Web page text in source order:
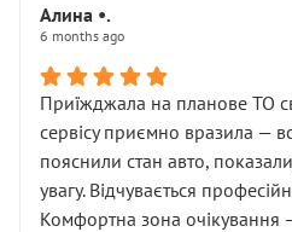
Алина •.
6 months ago
Приїжджала на планове ТО
сервісу приємно вразила —
пояснили стан авто,
увагу. Відчувається
Комфортна зона очікування